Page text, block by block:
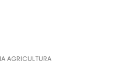
AGRICULTURA